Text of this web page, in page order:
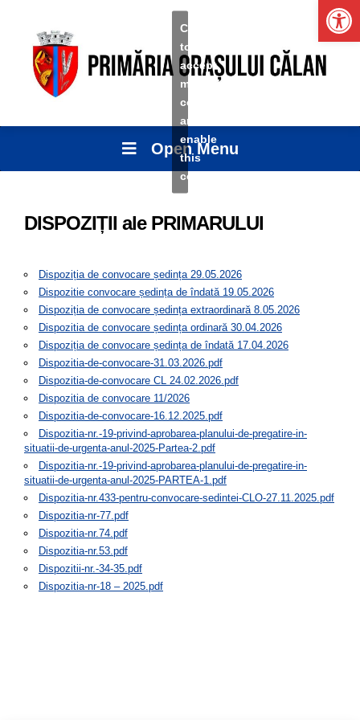
Click
to
accept
marketing
cookies
and
enable
this
content
Open Menu
DISPOZIȚII ale PRIMARULUI
Dispoziția de convocare ședința 29.05.2026
Dispozitie convocare ședința de îndată 19.05.2026
Dispoziția de convocare ședința extraordinară 8.05.2026
Dispozitia de convocare ședința ordinară 30.04.2026
Dispoziția de convocare ședința de îndată 17.04.2026
Dispozitia-de-convocare-31.03.2026.pdf
Dispozitia-de-convocare CL 24.02.2026.pdf
Dispozitia de convocare 11/2026
Dispozitia-de-convocare-16.12.2025.pdf
Dispozitia-nr.-19-privind-aprobarea-planului-de-pregatire-in-
situatii-de-urgenta-anul-2025-Partea-2.pdf
Dispozitia-nr.-19-privind-aprobarea-planului-de-pregatire-in-
situatii-de-urgenta-anul-2025-PARTEA-1.pdf
Dispozitia-nr.433-pentru-convocare-sedintei-CLO-27.11.2025.pdf
Dispozitia-nr-77.pdf
Dispozitia-nr.74.pdf
Dispozitia-nr.53.pdf
Dispozitii-nr.-34-35.pdf
Dispozitia-nr-18 – 2025.pdf